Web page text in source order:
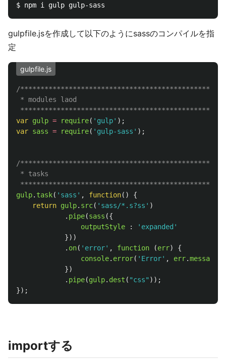
gulpfile.jsを作成して以下のようにsassのコンパイルを指
定
gulpfile.js
/**************************************************
* modules laod
*************************************************/
var gulp = require( ' gulp' );
var sass = require( ' gulp-sass ' );
/**************************************************
* tasks
*************************************************/
gulp. task( ' sass ' , function()
{
return gulp. src( ' sass/*.s?ss ' )
. pipe(sass ({
outputStyle
: ' expanded '
}))
. on( ' error' , function (err)
{
console. error( ' Error' , err.message
})
. pipe(gulp. dest ( "css" ));
});
importする